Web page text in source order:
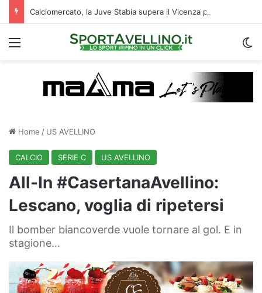
Menu
Home / US AVELLINO
CALCIO SERIE C US AVELLINO
All-In #CasertanaAvellino:
Lescano, voglia di ripetersi
Il bomber biancoverde vuole tornare al gol. E in
stagione…